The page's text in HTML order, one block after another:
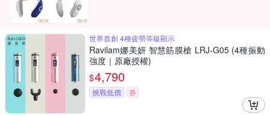
世界首創 4種疲勞等級顯示
Ravilam娜美妍 智慧筋膜槍 LRJ-G05 (4種振動
強度｜原廠授權)
$4,790
挑戰低價 券